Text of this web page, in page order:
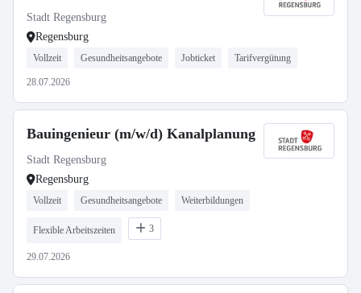
Stadt Regensburg
Regensburg
Vollzeit Gesundheitsangebote Jobticket Tarifvergütung
28.07.2026
Bauingenieur (m/w/d) Kanalplanung
Stadt Regensburg
Regensburg
Vollzeit Gesundheitsangebote Weiterbildungen
Flexible Arbeitszeiten 3
29.07.2026